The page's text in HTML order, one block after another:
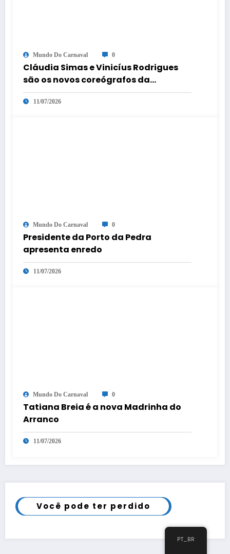
Mundo Do Carnaval 0
Cláudia Simas e Vinicíus Rodrigues
são os novos coreógrafos da
comissão de frente
11/07/2026
Mundo Do Carnaval 0
Presidente da Porto da Pedra
apresenta enredo
11/07/2026
Mundo Do Carnaval 0
Tatiana Breia é a nova Madrinha do
Arranco
11/07/2026
Você pode ter perdido
PT_BR